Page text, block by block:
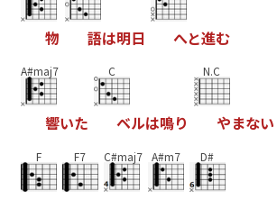
物 語は明日 へと進む
A#maj7
響いた
C
ベルは鳴り
N.C
やまない
F F7 C#maj7 A#m7 D#